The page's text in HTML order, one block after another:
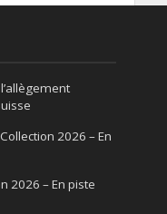
2026 – En
2026 – En piste